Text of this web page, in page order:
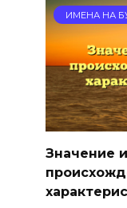
ИМЕНА НА
Значение